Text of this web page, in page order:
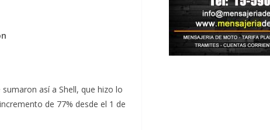
así a Shell, que hizo lo
de 77% desde el 1 de